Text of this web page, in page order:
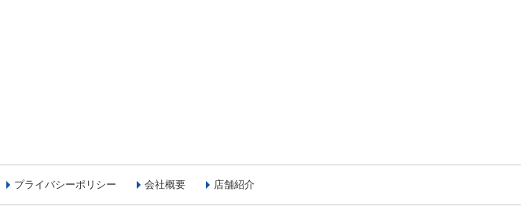
プライバシーポリシー 会社概要 店舗紹介